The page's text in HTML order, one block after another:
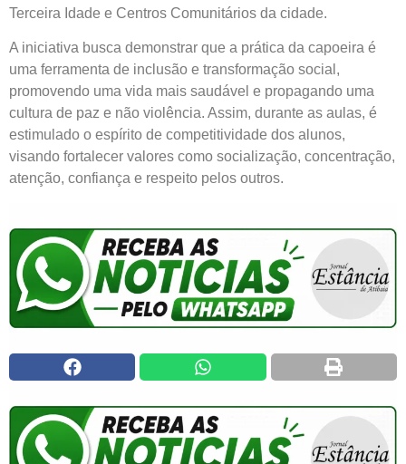
Terceira Idade e Centros Comunitários da cidade.
A iniciativa busca demonstrar que a prática da capoeira é
uma ferramenta de inclusão e transformação social,
promovendo uma vida mais saudável e propagando uma
cultura de paz e não violência. Assim, durante as aulas, é
estimulado o espírito de competitividade dos alunos,
visando fortalecer valores como socialização, concentração,
atenção, confiança e respeito pelos outros.